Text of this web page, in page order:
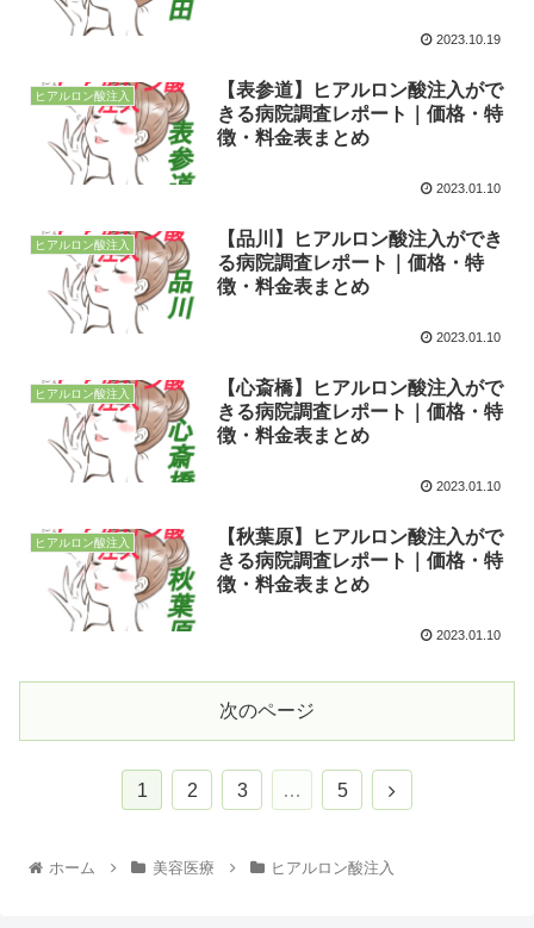
2023.10.19
ヒアルロン酸注入
【表参道】ヒアルロン酸注入がで
きる病院調査レポート｜価格・特
徴・料金表まとめ
2023.01.10
ヒアルロン酸注入
【品川】ヒアルロン酸注入ができ
る病院調査レポート｜価格・特
徴・料金表まとめ
2023.01.10
ヒアルロン酸注入
【心斎橋】ヒアルロン酸注入がで
きる病院調査レポート｜価格・特
徴・料金表まとめ
2023.01.10
ヒアルロン酸注入
【秋葉原】ヒアルロン酸注入がで
きる病院調査レポート｜価格・特
徴・料金表まとめ
2023.01.10
次のページ
1 2 3 … 5
ホーム 美容医療 ヒアルロン酸注入